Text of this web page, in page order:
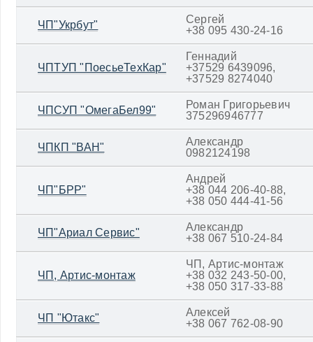
ЧП"Укрбут"
Сергей
+38 095 430-24-16
ЧПТУП "ПоесьеТехКар"
Геннадий
+37529 6439096,
+37529 8274040
ЧПСУП "ОмегаБел99"
Роман Григорьевич
375296946777
ЧПКП "ВАН"
Александр
0982124198
ЧП"БРР"
Андрей
+38 044 206-40-88,
+38 050 444-41-56
ЧП"Ариал Сервис"
Александр
+38 067 510-24-84
ЧП, Артис-монтаж
ЧП, Артис-монтаж
+38 032 243-50-00,
+38 050 317-33-88
ЧП "Ютакс"
Алексей
+38 067 762-08-90